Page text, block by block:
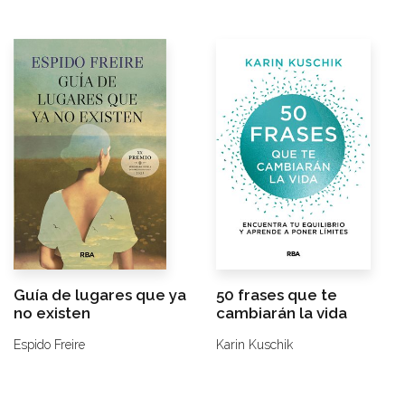
Guía de lugares que ya
no existen
Espido Freire
50 frases que te
cambiarán la vida
Karin Kuschik